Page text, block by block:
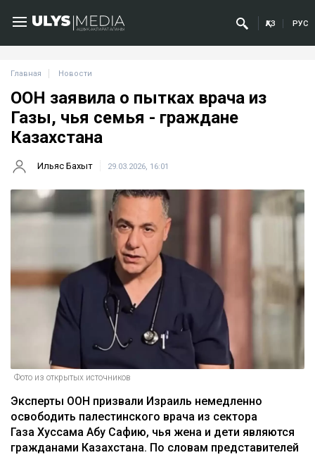
ҚАЗ РУС
Главная Новости
ООН заявила о пытках врача из
Газы, чья семья - граждане
Казахстана
Ильяс Бахыт 29.03.2026, 16:01
Фото из открытых источников
Эксперты ООН призвали Израиль немедленно
освободить палестинского врача из сектора
Газа Хуссама Абу Сафию, чья жена и дети являются
гражданами Казахстана. По словам представителей